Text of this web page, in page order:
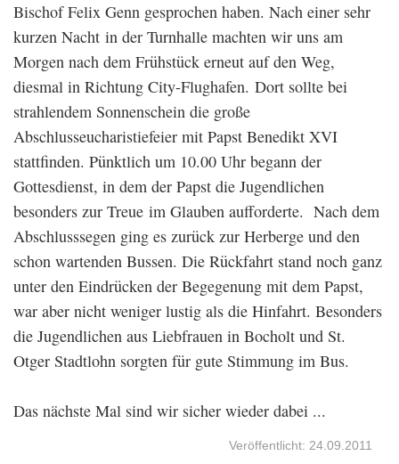
Bischof Felix Genn gesprochen haben. Nach einer sehr
kurzen Nacht in der Turnhalle machten wir uns am
Morgen nach dem Frühstück erneut auf den Weg,
diesmal in Richtung City-Flughafen. Dort sollte bei
strahlendem Sonnenschein die große
Abschlusseucharistiefeier mit Papst Benedikt XVI
stattfinden. Pünktlich um 10.00 Uhr begann der
Gottesdienst, in dem der Papst die Jugendlichen
besonders zur Treue im Glauben aufforderte. Nach dem
Abschlusssegen ging es zurück zur Herberge und den
schon wartenden Bussen. Die Rückfahrt stand noch ganz
unter den Eindrücken der Begegenung mit dem Papst,
war aber nicht weniger lustig als die Hinfahrt. Besonders
die Jugendlichen aus Liebfrauen in Bocholt und St.
Otger Stadtlohn sorgten für gute Stimmung im Bus.
Das nächste Mal sind wir sicher wieder dabei ...
Veröffentlicht: 24.09.2011